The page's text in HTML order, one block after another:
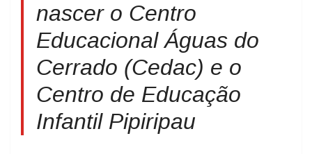
nascer o Centro
Educacional Águas do
Cerrado (Cedac) e o
Centro de Educação
Infantil Pipiripau